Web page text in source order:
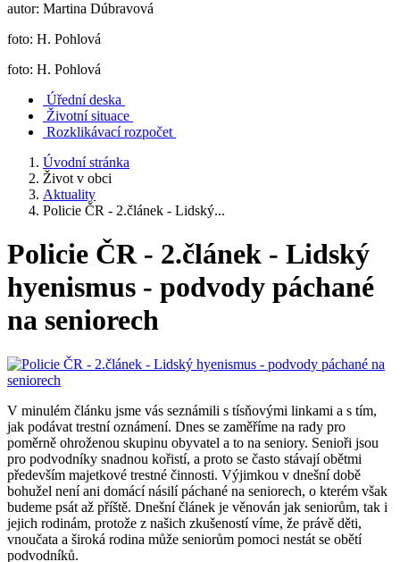
autor: Martina Dúbravová
foto: H. Pohlová
foto: H. Pohlová
Úřední deska
Životní situace
Rozklikávací rozpočet
Úvodní stránka
Život v obci
Aktuality
Policie ČR - 2.článek - Lidský...
Policie ČR - 2.článek - Lidský
hyenismus - podvody páchané
na seniorech
V minulém článku jsme vás seznámili s tísňovými linkami a s tím,
jak podávat trestní oznámení. Dnes se zaměříme na rady pro
poměrně ohroženou skupinu obyvatel a to na seniory. Senioři jsou
pro podvodníky snadnou kořistí, a proto se často stávají obětmi
především majetkové trestné činnosti. Výjimkou v dnešní době
bohužel není ani domácí násilí páchané na seniorech, o kterém však
budeme psát až příště. Dnešní článek je věnován jak seniorům, tak i
jejich rodinám, protože z našich zkušeností víme, že právě děti,
vnoučata a široká rodina může seniorům pomoci nestát se obětí
podvodníků.